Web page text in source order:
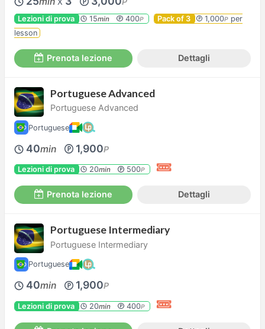
Lezioni di prova 15min 400P Pack of 3 1,000Pper
lesson
Prenota lezione Dettagli
Portuguese Advanced
Portuguese Advanced
Portuguese
40min 1,900P
Lezioni di prova 20min 500P
Prenota lezione Dettagli
Portuguese Intermediary
Portuguese Intermediary
Portuguese
40min 1,900P
Lezioni di prova 20min 400P